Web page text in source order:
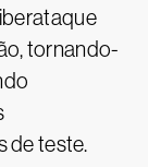
tornando-
de teste.